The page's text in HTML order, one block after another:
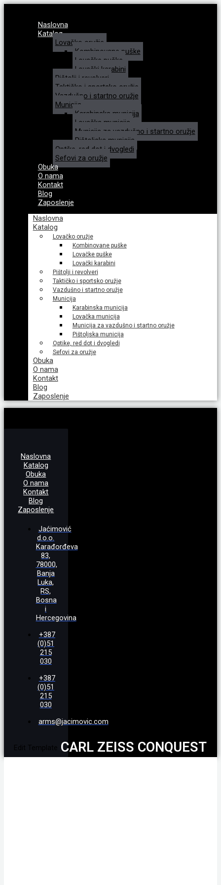
Naslovna
Katalog
Lovačko oružje
Kombinovane puške
Lovačke puške
Lovački karabini
Pištolji i revolveri
Taktičko i sportsko oružje
Vazdušno i startno oružje
Municija
Karabinska municija
Lovačka municija
Municija za vazdušno i startno oružje
Pištoljska municija
Optike, red dot i dvogledi
Sefovi za oružje
Obuka
O nama
Kontakt
Blog
Zaposlenje
Naslovna
Katalog
Lovačko oružje
Kombinovane puške
Lovačke puške
Lovački karabini
Pištolji i revolveri
Taktičko i sportsko oružje
Vazdušno i startno oružje
Municija
Karabinska municija
Lovačka municija
Municija za vazdušno i startno oružje
Pištoljska municija
Optike, red dot i dvogledi
Sefovi za oružje
Obuka
O nama
Kontakt
Blog
Zaposlenje
Naslovna
Katalog
Obuka
O nama
Kontakt
Blog
Zaposlenje
Jaćimović
d.o.o.
Karađorđeva
83,
78000,
Banja
Luka,
RS,
Bosna
i
Hercegovina
+387
(0)51
215
030
+387
(0)51
215
030
arms@jacimovic.com
Edit Template CARL ZEISS CONQUEST